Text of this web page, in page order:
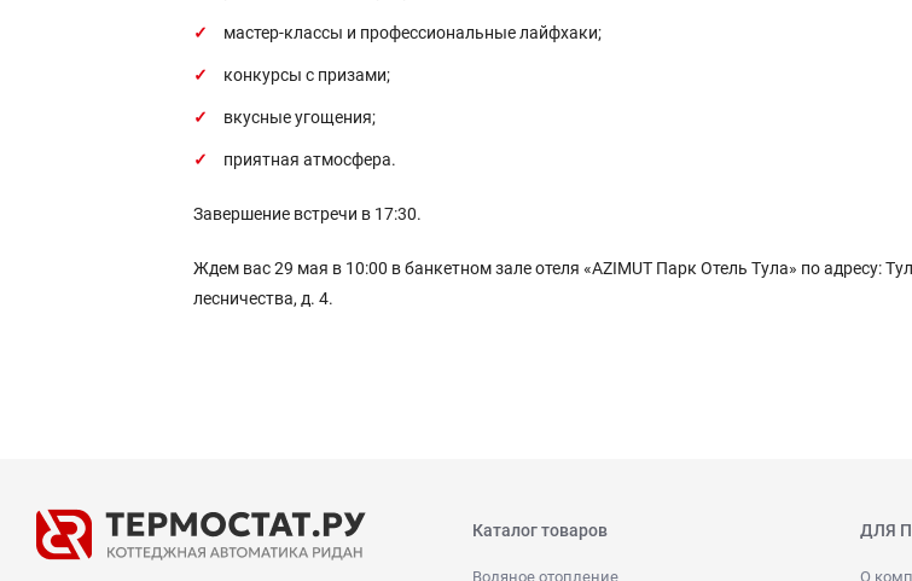
мастер-классы и профессиональные лайфхаки;
конкурсы с призами;
вкусные угощения;
приятная атмосфера.
Завершение встречи в 17:30.
Ждем вас 29 мая в 10:00 в банкетном зале отеля «AZIMUT Парк Отель Тула» по адресу:
лесничества, д. 4.
Каталог товаров
Водяное отопление
ДЛЯ
О